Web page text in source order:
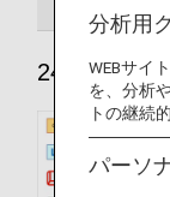
240席
分析用
WEBサイ
を、分析
トの継続
パーソ